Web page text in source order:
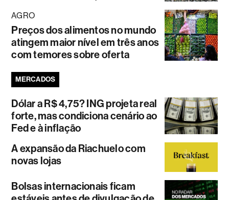
AGRO
Preços dos alimentos no mundo
atingem maior nível em três anos
com temores sobre oferta
MERCADOS
Dólar a R$ 4,75? ING projeta real
forte, mas condiciona cenário ao
Fed e à inflação
A expansão da Riachuelo com
novas lojas
Bolsas internacionais ficam